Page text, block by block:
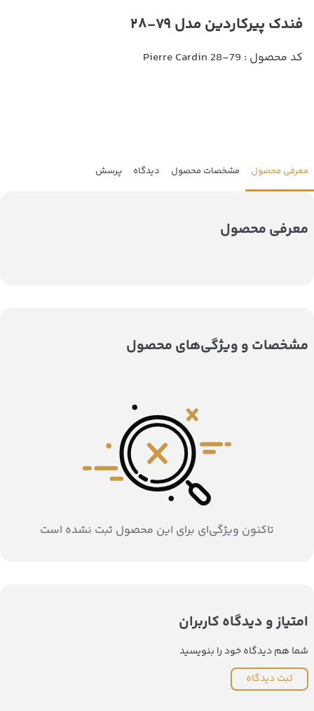
فندک پیرکاردین مدل 79-28
کد محصول : Pierre Cardin 28-79
معرفی محصول مشخصات محصول دیدگاه پرسش
معرفی محصول
مشخصات و ویژگی‌های محصول
تاکنون ویژگی‌ای برای این محصول ثبت نشده است
امتیاز و دیدگاه کاربران
شما هم دیدگاه خود را بنویسید
ثبت دیدگاه